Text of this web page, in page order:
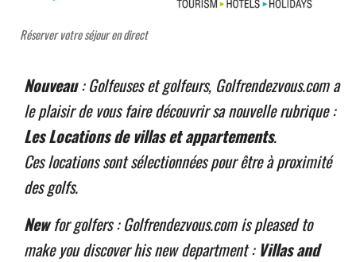
Réserver votre séjour en direct
Nouveau: Golfeuses et golfeurs, Golfrendezvous.com a
le plaisir de vous faire découvrir sa nouvelle rubrique :
Les Locations de villas et appartements.
Ces locations sont sélectionnées pour être à proximité
des golfs.
Newfor golfers : Golfrendezvous.com is pleased to
make you discover his new department : Villas and